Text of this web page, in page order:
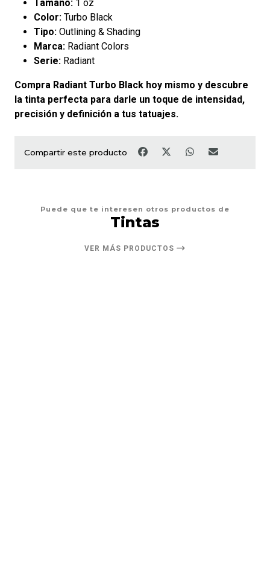
Tamaño: 1 oz
Color: Turbo Black
Tipo: Outlining & Shading
Marca: Radiant Colors
Serie: Radiant
Compra Radiant Turbo Black hoy mismo y descubre
la tinta perfecta para darle un toque de intensidad,
precisión y definición a tus tatuajes.
Compartir este producto
Puede que te interesen otros productos de
Tintas
VER MÁS PRODUCTOS